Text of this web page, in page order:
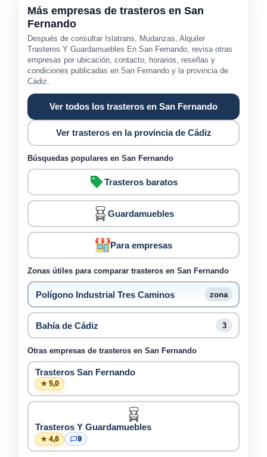
Más empresas de trasteros en San
Fernando
Después de consultar Islatrans, Mudanzas, Alquiler
Trasteros Y Guardamuebles En San Fernando, revisa otras
empresas por ubicación, contacto, horarios, reseñas y
condiciones publicadas en San Fernando y la provincia de
Cádiz.
Ver todos los trasteros en San Fernando
Ver trasteros en la provincia de Cádiz
Búsquedas populares en San Fernando
Trasteros baratos
Guardamuebles
Para empresas
Zonas útiles para comparar trasteros en San Fernando
Polígono Industrial Tres Caminos zona
Bahía de Cádiz 3
Otras empresas de trasteros en San Fernando
Trasteros San Fernando
★ 5,0
Trasteros Y Guardamuebles
★ 4,6 9